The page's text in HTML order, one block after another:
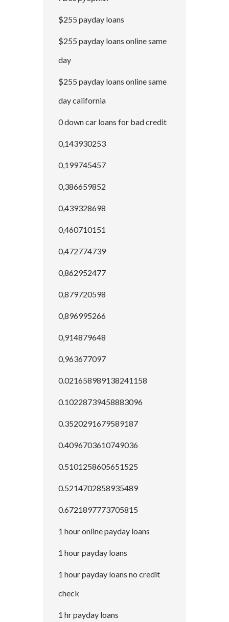
$255 payday loans
$255 payday loans online same
day
$255 payday loans online same
day california
0 down car loans for bad credit
0,143930253
0,199745457
0,386659852
0,439328698
0,460710151
0,472774739
0,862952477
0,879720598
0,896995266
0,914879648
0,963677097
0.021658989138241158
0.10228739458883096
0.3520291679589187
0.4096703610749036
0.5101258605651525
0.5214702858935489
0.6721897773705815
1 hour online payday loans
1 hour payday loans
1 hour payday loans no credit
check
1 hr payday loans